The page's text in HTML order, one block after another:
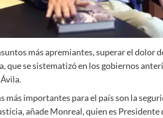
más apremiantes, superar el dolor
que se sistematizó en los gobiernos
más importantes para el país son la
añade Monreal, quien es